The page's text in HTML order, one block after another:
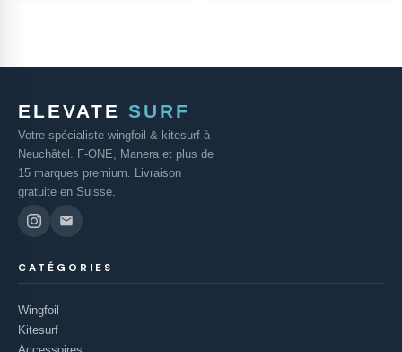
ELEVATE SURF
Votre spécialiste wingfoil & kitesurf à
Neuchâtel. F-ONE, Manera et plus de
15 marques premium. Livraison
gratuite en Suisse.
CATÉGORIES
Wingfoil
Kitesurf